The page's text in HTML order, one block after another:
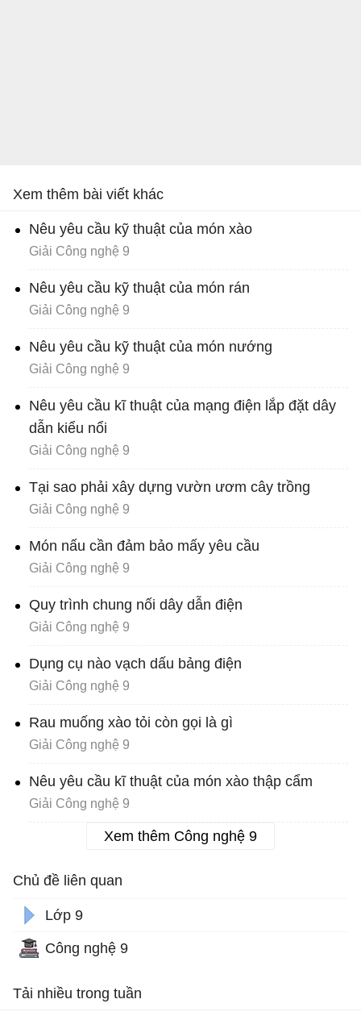
Xem thêm bài viết khác
Nêu yêu cầu kỹ thuật của món xào
Giải Công nghệ 9
Nêu yêu cầu kỹ thuật của món rán
Giải Công nghệ 9
Nêu yêu cầu kỹ thuật của món nướng
Giải Công nghệ 9
Nêu yêu cầu kĩ thuật của mạng điện lắp đặt dây
dẫn kiểu nổi
Giải Công nghệ 9
Tại sao phải xây dựng vườn ươm cây trồng
Giải Công nghệ 9
Món nấu cần đảm bảo mấy yêu cầu
Giải Công nghệ 9
Quy trình chung nối dây dẫn điện
Giải Công nghệ 9
Dụng cụ nào vạch dấu bảng điện
Giải Công nghệ 9
Rau muống xào tỏi còn gọi là gì
Giải Công nghệ 9
Nêu yêu cầu kĩ thuật của món xào thập cẩm
Giải Công nghệ 9
Xem thêm Công nghệ 9
Chủ đề liên quan
Lớp 9
Công nghệ 9
Tải nhiều trong tuần